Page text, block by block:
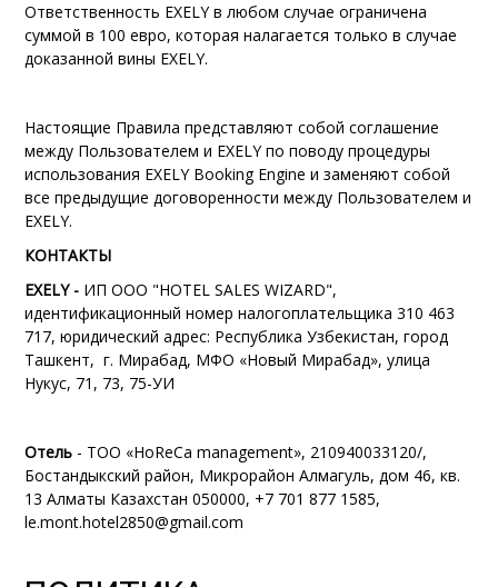
Ответственность EXELY в любом случае ограничена
суммой в 100 евро, которая налагается только в случае
доказанной вины EXELY.
Настоящие Правила представляют собой соглашение
между Пользователем и EXELY по поводу процедуры
использования EXELY Booking Engine и заменяют собой
все предыдущие договоренности между Пользователем и
EXELY.
КОНТАКТЫ
EXELY- ИП ООО "HOTEL SALES WIZARD",
идентификационный номер налогоплательщика 310 463
717, юридический адрес: Республика Узбекистан, город
Ташкент, г. Мирабад, МФО «Новый Мирабад», улица
Нукус, 71, 73, 75-УИ
Отель - ТОО «HoReCa management», 210940033120/,
Бостандыкский район, Микрорайон Алмагуль, дом 46, кв.
13 Алматы Казахстан 050000, +7 701 877 1585,
le.mont.hotel2850@gmail.com